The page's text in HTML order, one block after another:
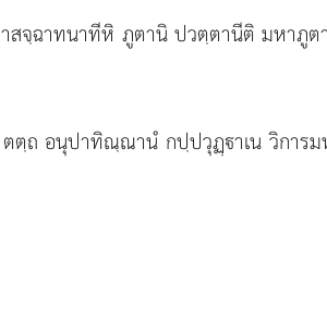
สจฺฉาทนาทีหิ ภูตานิ ปวตฺตานีติ มหาภู
ถ อนุปาทิณฺณานํ กปฺปวุฏฺาเน วิการ